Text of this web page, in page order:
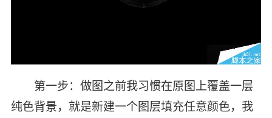
第一步：做图之前我习惯在原图上覆盖一层
纯色背景，就是新建一个图层填充任意颜色，我